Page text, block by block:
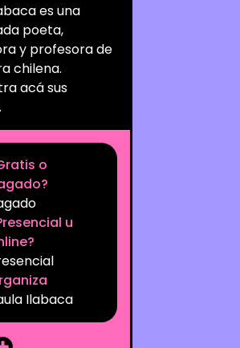
es una
poeta,
y profesora de
chilena.
acá sus
o
u
Ilabaca